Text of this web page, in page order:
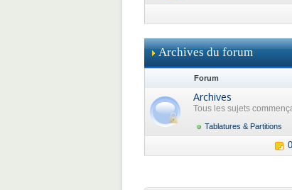
Archives du forum
Forum
Archives
Tous les sujets
Tablatures & Partitions